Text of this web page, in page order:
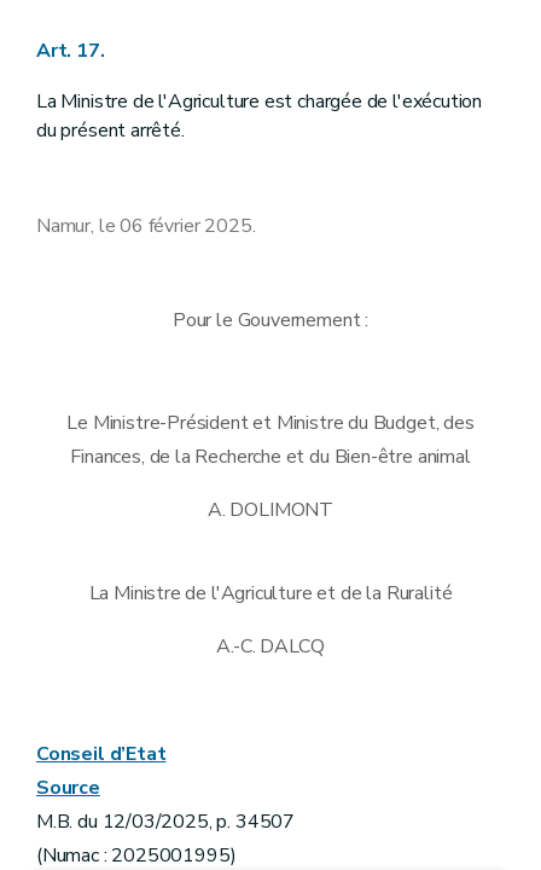
Art. 17.
La Ministre de l'Agriculture est chargée de l'exécution
du présent arrêté.
Namur, le 06 février 2025.
Pour le Gouvernement :
Le Ministre-Président et Ministre du Budget, des
Finances, de la Recherche et du Bien-être animal
A. DOLIMONT
La Ministre de l'Agriculture et de la Ruralité
A.-C. DALCQ
Conseil d’Etat
Source
M.B. du 12/03/2025, p. 34507
(Numac : 2025001995)